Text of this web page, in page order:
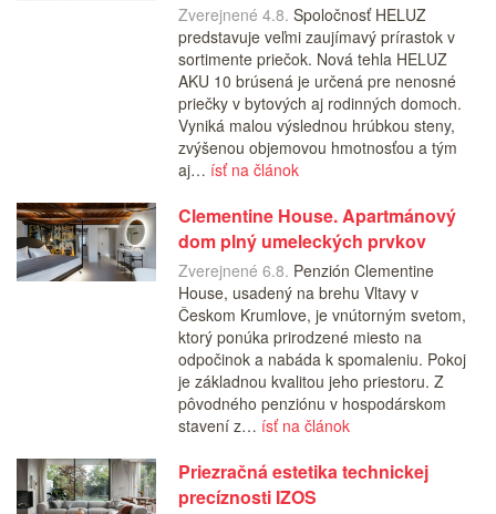
Zverejnené 4.8. Spoločnosť HELUZ
predstavuje veľmi zaujímavý prírastok v
sortimente priečok. Nová tehla HELUZ
AKU 10 brúsená je určená pre nenosné
priečky v bytových aj rodinných domoch.
Vyniká malou výslednou hrúbkou steny,
zvýšenou objemovou hmotnosťou a tým
aj… ísť na článok
Clementine House. Apartmánový
dom plný umeleckých prvkov
Zverejnené 6.8. Penzión Clementine
House, usadený na brehu Vltavy v
Českom Krumlove, je vnútorným svetom,
ktorý ponúka prirodzené miesto na
odpočinok a nabáda k spomaleniu. Pokoj
je základnou kvalitou jeho priestoru. Z
pôvodného penziónu v hospodárskom
stavení z… ísť na článok
Priezračná estetika technickej
precíznosti IZOS